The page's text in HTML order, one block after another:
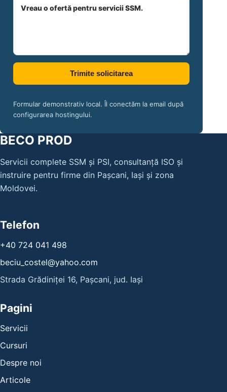
Trimite solicitarea
Formular demonstrativ local. Îl conectăm la email după
configurarea hostingului.
BECO PROD
Servicii complete SSM și PSI, consultanță ISO și
instruire pentru firme din Pașcani, Iași și zona
Moldovei.
Telefon
+40 724 041 498
beciu_costel@yahoo.com
Strada Grădiniței 16, Pașcani, jud. Iași
Pagini
Servicii
Cursuri
Despre noi
Articole